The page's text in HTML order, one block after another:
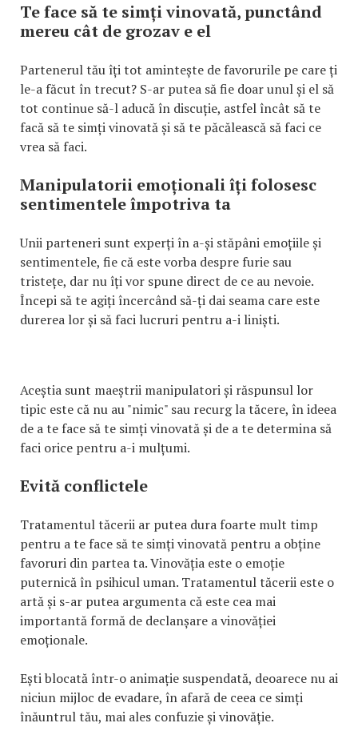
Te face să te simți vinovată, punctând
mereu cât de grozav e el
Partenerul tău îți tot amintește de favorurile pe care ți
le-a făcut în trecut? S-ar putea să fie doar unul și el să
tot continue să-l aducă în discuție, astfel încât să te
facă să te simți vinovată și să te păcălească să faci ce
vrea să faci.
Manipulatorii emoționali îți folosesc
sentimentele împotriva ta
Unii parteneri sunt experți în a-și stăpâni emoțiile și
sentimentele, fie că este vorba despre furie sau
tristețe, dar nu îți vor spune direct de ce au nevoie.
Începi să te agiți încercând să-ți dai seama care este
durerea lor și să faci lucruri pentru a-i liniști.
Aceștia sunt maeștrii manipulatori și răspunsul lor
tipic este că nu au "nimic" sau recurg la tăcere, în ideea
de a te face să te simți vinovată și de a te determina să
faci orice pentru a-i mulțumi.
Evită conflictele
Tratamentul tăcerii ar putea dura foarte mult timp
pentru a te face să te simți vinovată pentru a obține
favoruri din partea ta. Vinovăția este o emoție
puternică în psihicul uman. Tratamentul tăcerii este o
artă și s-ar putea argumenta că este cea mai
importantă formă de declanșare a vinovăției
emoționale.
Ești blocată într-o animație suspendată, deoarece nu ai
niciun mijloc de evadare, în afară de ceea ce simți
înăuntrul tău, mai ales confuzie și vinovăție.